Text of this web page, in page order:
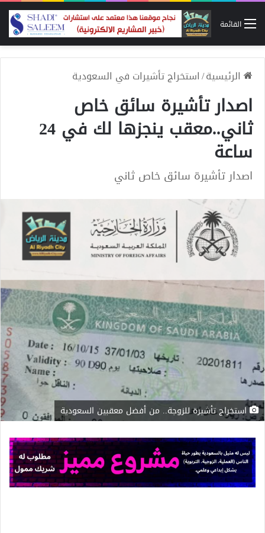
القائمة
الرئيسية/استخراج تأشيرات في السعودية
اصدار تأشيرة سائق خاص
ثاني..معقب ينجزها لك في 24
ساعة
اصدار تأشيرة سائق خاص ثاني
استخراج تأشيرة للزوجة.. من أفضل معقبين السعودية